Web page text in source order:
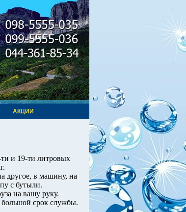
АКЦИИ
и 19-ти литровых
другое, в машину, на
с бутыли.
на вашу руку.
срок службы.